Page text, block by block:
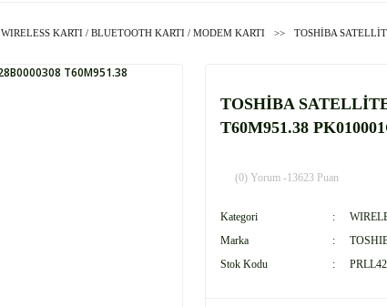
WIRELESS KARTI / BLUETOOTH KARTI / MODEM KARTI TOSHİBA
TOSHİBA
T60M951.38
(0) Yorum -13623 Puan
Kategori
Marka
Stok Kodu